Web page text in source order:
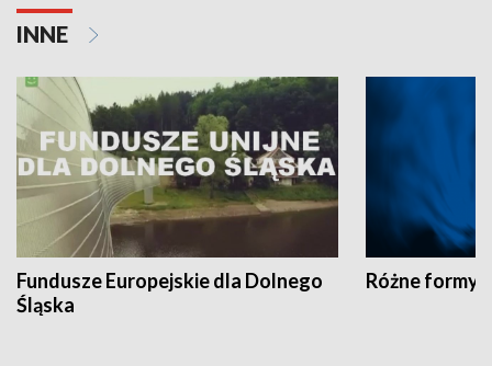
INNE
Fundusze Europejskie dla Dolnego
Śląska
Różne formy